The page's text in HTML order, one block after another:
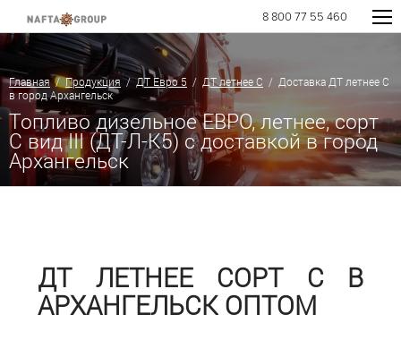
8 800 77 55 460
Главная/Продукция/ДТ Евро 5 / ДТ летнее C / Доставка ДТ летнее C
в город Архангельск
Топливо дизельное ЕВРО, летнее, сорт
С вид III (ДТ-Л-К5) с доставкой в город
Архангельск
ДТ ЛЕТНЕЕ СОРТ С В
АРХАНГЕЛЬСК ОПТОМ